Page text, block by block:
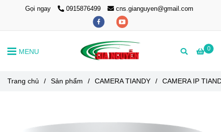
Gọi ngay 0915876499 cns.gianguyen@gmail.com
0
MENU
Trang chủ / Sản phẩm / CAMERA TIANDY / CAMERA IP